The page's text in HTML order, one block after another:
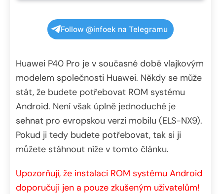
Follow @infoek na Telegramu
Huawei P40 Pro je v současné době vlajkovým
modelem společnosti Huawei. Někdy se může
stát, že budete potřebovat ROM systému
Android. Není však úplně jednoduché je
sehnat pro evropskou verzi mobilu (ELS-NX9).
Pokud ji tedy budete potřebovat, tak si ji
můžete stáhnout níže v tomto článku.
Upozorňuji, že instalaci ROM systému Android
doporučuji jen a pouze zkušeným uživatelům!